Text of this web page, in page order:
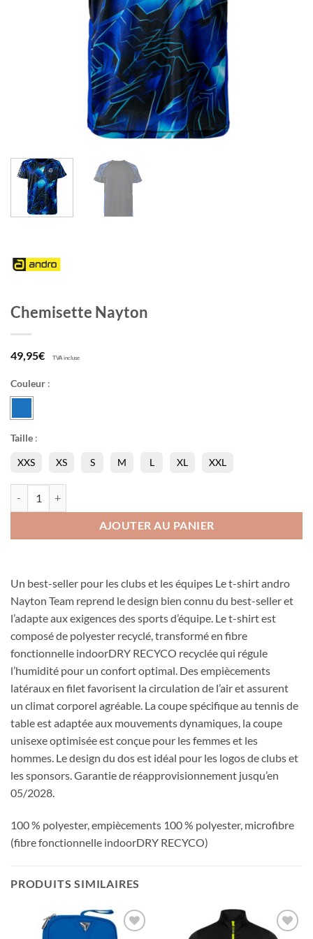
Chemisette Nayton
49,95€ TVA incluse
Couleur :
Taille :
XXS XS S M L XL XXL
AJOUTER AU PANIER
Un best-seller pour les clubs et les équipes Le t-shirt andro
Nayton Team reprend le design bien connu du best-seller et
l’adapte aux exigences des sports d’équipe. Le t-shirt est
composé de polyester recyclé, transformé en fibre
fonctionnelle indoorDRY RECYCO recyclée qui régule
l’humidité pour un confort optimal. Des empiècements
latéraux en filet favorisent la circulation de l’air et assurent
un climat corporel agréable. La coupe spécifique au tennis de
table est adaptée aux mouvements dynamiques, la coupe
unisexe optimisée est conçue pour les femmes et les
hommes. Le design du dos est idéal pour les logos de clubs et
les sponsors. Garantie de réapprovisionnement jusqu’en
05/2028.
100 % polyester, empiècements 100 % polyester, microfibre
(fibre fonctionnelle indoorDRY RECYCO)
PRODUITS SIMILAIRES